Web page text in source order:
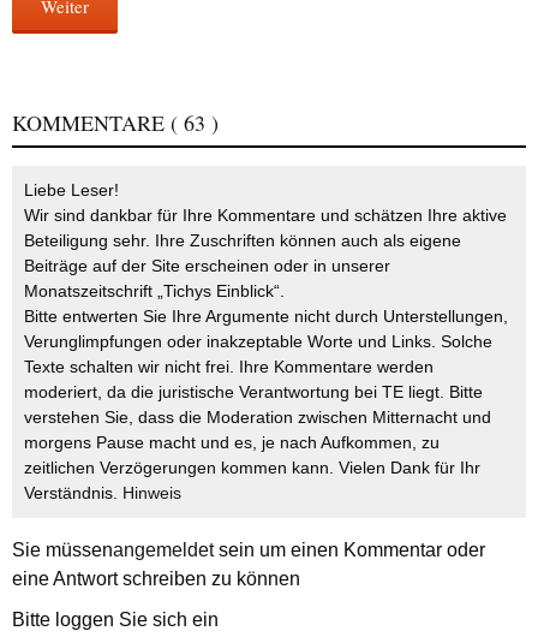
Weiter
KOMMENTARE ( 63 )
Liebe Leser!
Wir sind dankbar für Ihre Kommentare und schätzen Ihre aktive
Beteiligung sehr. Ihre Zuschriften können auch als eigene
Beiträge auf der Site erscheinen oder in unserer
Monatszeitschrift „Tichys Einblick“.
Bitte entwerten Sie Ihre Argumente nicht durch Unterstellungen,
Verunglimpfungen oder inakzeptable Worte und Links. Solche
Texte schalten wir nicht frei. Ihre Kommentare werden
moderiert, da die juristische Verantwortung bei TE liegt. Bitte
verstehen Sie, dass die Moderation zwischen Mitternacht und
morgens Pause macht und es, je nach Aufkommen, zu
zeitlichen Verzögerungen kommen kann. Vielen Dank für Ihr
Verständnis. Hinweis
Sie müssenangemeldetsein um einen Kommentar oder
eine Antwort schreiben zu können
Bitte loggen Sie sich ein